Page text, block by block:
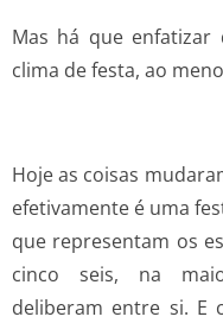
Mas há que
clima de festa, ao
Hoje as coisas
efetivamente é uma
que representam os
cinco seis, na
deliberam entre si. E